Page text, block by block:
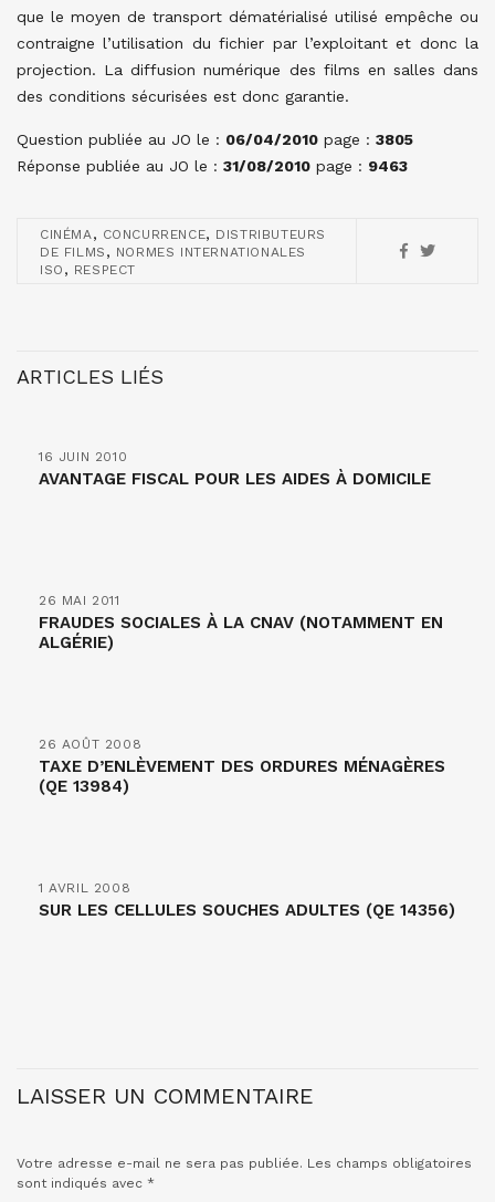
que le moyen de transport dématérialisé utilisé empêche ou
contraigne l’utilisation du fichier par l’exploitant et donc la
projection. La diffusion numérique des films en salles dans
des conditions sécurisées est donc garantie.
Question publiée au JO le : 06/04/2010 page : 3805
Réponse publiée au JO le : 31/08/2010 page : 9463
CINÉMA, CONCURRENCE, DISTRIBUTEURS
DE FILMS , NORMES INTERNATIONALES
ISO , RESPECT
ARTICLES LIÉS
16 JUIN 2010
AVANTAGE FISCAL POUR LES AIDES À DOMICILE
26 MAI 2011
FRAUDES SOCIALES À LA CNAV (NOTAMMENT EN
ALGÉRIE)
26 AOÛT 2008
TAXE D’ENLÈVEMENT DES ORDURES MÉNAGÈRES
(QE 13984)
1 AVRIL 2008
SUR LES CELLULES SOUCHES ADULTES (QE 14356)
LAISSER UN COMMENTAIRE
Votre adresse e-mail ne sera pas publiée. Les champs obligatoires
sont indiqués avec *